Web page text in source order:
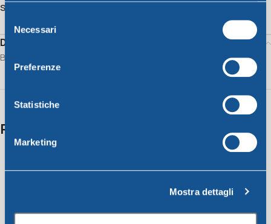
del
consenso
Necessari
Preferenze
Statistiche
Marketing
Mostra dettagli
Share:
Description
Bowl w/edge CM. 20 dove-grey
Related products